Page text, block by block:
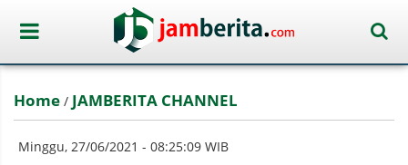
Home / JAMBERITA CHANNEL
Minggu, 27/06/2021 - 08:25:09 WIB